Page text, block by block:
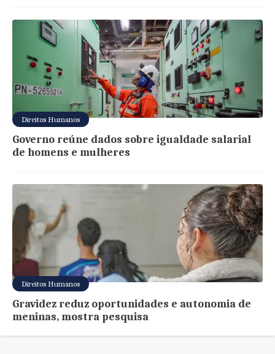
Direitos Humanos
Governo reúne dados sobre igualdade salarial
de homens e mulheres
Direitos Humanos
Gravidez reduz oportunidades e autonomia de
meninas, mostra pesquisa